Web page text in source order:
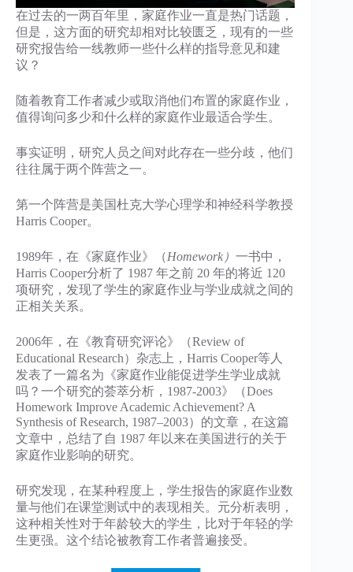
在过去的一两百年里，家庭作业一直是热门话题，
但是，这方面的研究却相对比较匮乏，现有的一些
研究报告给一线教师一些什么样的指导意见和建
议？
随着教育工作者减少或取消他们布置的家庭作业，
值得询问多少和什么样的家庭作业最适合学生。
事实证明，研究人员之间对此存在一些分歧，他们
往往属于两个阵营之一。
第一个阵营是美国杜克大学心理学和神经科学教授
Harris Cooper。
1989年，在《家庭作业》（Homework） 一书中，
Harris Cooper分析了 1987 年之前 20 年的将近 120
项研究，发现了学生的家庭作业与学业成就之间的
正相关关系。
2006年，在《教育研究评论》（Review of
Educational Research）杂志上，Harris Cooper等人
发表了一篇名为《家庭作业能促进学生学业成就
吗？一个研究的荟萃分析，1987-2003》（Does
Homework Improve Academic Achievement? A
Synthesis of Research, 1987–2003）的文章，在这篇
文章中，总结了自 1987 年以来在美国进行的关于
家庭作业影响的研究。
研究发现，在某种程度上，学生报告的家庭作业数
量与他们在课堂测试中的表现相关。元分析表明，
这种相关性对于年龄较大的学生，比对于年轻的学
生更强。这个结论被教育工作者普遍接受。